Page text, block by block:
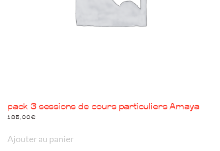
pack 3 sessions de cours particuliers Amaya
185,00€
Ajouter au panier